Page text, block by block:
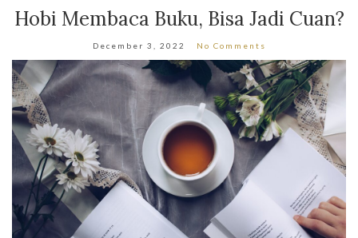
Hobi Membaca Buku, Bisa Jadi Cuan?
December 3, 2022 No Comments